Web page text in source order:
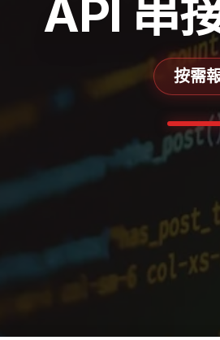
API 串
按需